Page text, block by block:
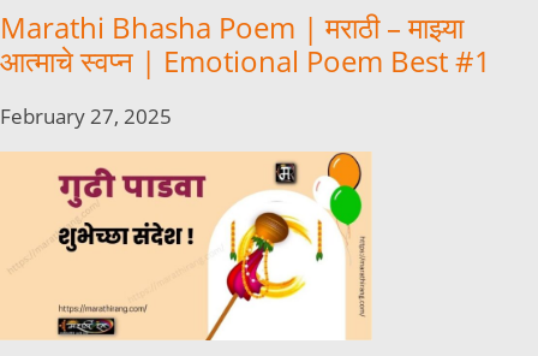
Marathi Bhasha Poem | मराठी – माझ्या
आत्माचे स्वप्न | Emotional Poem Best #1
February 27, 2025